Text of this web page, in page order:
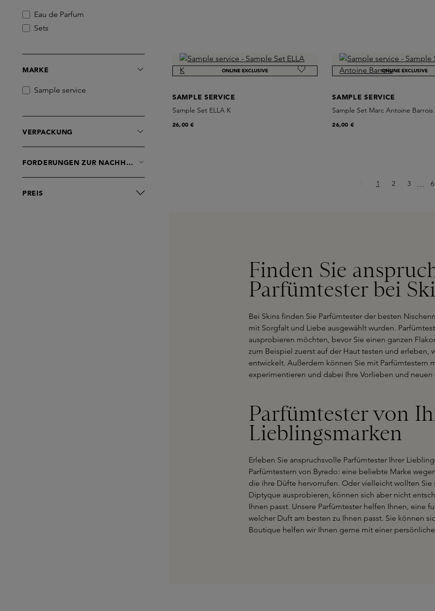
Eau de Parfum
Sets
MARKE
Sample service
VERPACKUNG
FORDERUNGEN ZUR NACHHALTIGKEIT
PREIS
ONLINE EXCLUSIVE
SAMPLE SERVICE
Sample Set ELLA K
26,00 €
ONLINE EXCLUSIVE
SAMPLE SERVICE
Sample Set Marc Antoine Barrois
26,00 €
Seite
1 Seite
2 Seite
3 Ellipsis
… 6
Finden Sie
Parfümtester bei
Bei Skins finden Sie Parfümtester der besten
mit Sorgfalt und Liebe ausgewählt wurden.
ausprobieren möchten, bevor Sie einen ganzen
zum Beispiel zuerst auf der Haut testen und erleben,
entwickelt. Außerdem können Sie mit Parfümtestern
experimentieren und dabei Ihre Vorlieben und neuen
Parfümtester von
Lieblingsmarken
Erleben Sie anspruchsvolle Parfümtester Ihrer
Parfümtestern von Byredo: eine beliebte Marke
die ihre Düfte hervorrufen. Oder vielleicht wollten Sie
Diptyque ausprobieren, können sich aber nicht
Ihnen passt. Unsere Parfümtester helfen Ihnen, eine
welcher Duft am besten zu Ihnen passt. Sie können
Boutique helfen wir Ihnen gerne mit einer